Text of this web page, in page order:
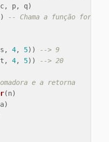
, p, q)
)
-- Chama a função
, 4, 5))
--> 9
, 4, 5)) --> 20
e a retorna
(n)
a)